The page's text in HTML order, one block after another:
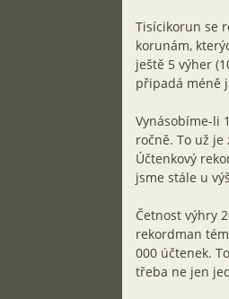
Tisícikorun se
korunám,
ještě 5 výher
připadá méně
Vynásobíme-li
ročně. To už je
Účtenkový
jsme stále u
Četnost výhry
rekordman
000 účtenek.
třeba ne jen